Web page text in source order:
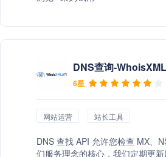
DNS查询-
6星
网站运营 站长工具
DNS 查找 API 允许您检查 MX、
们服务理念的核心，我们定期更